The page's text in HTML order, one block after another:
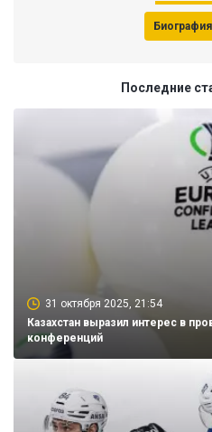
Последние
31 октября 2025, 21:54
Казахстан выразил интерес в
конференций